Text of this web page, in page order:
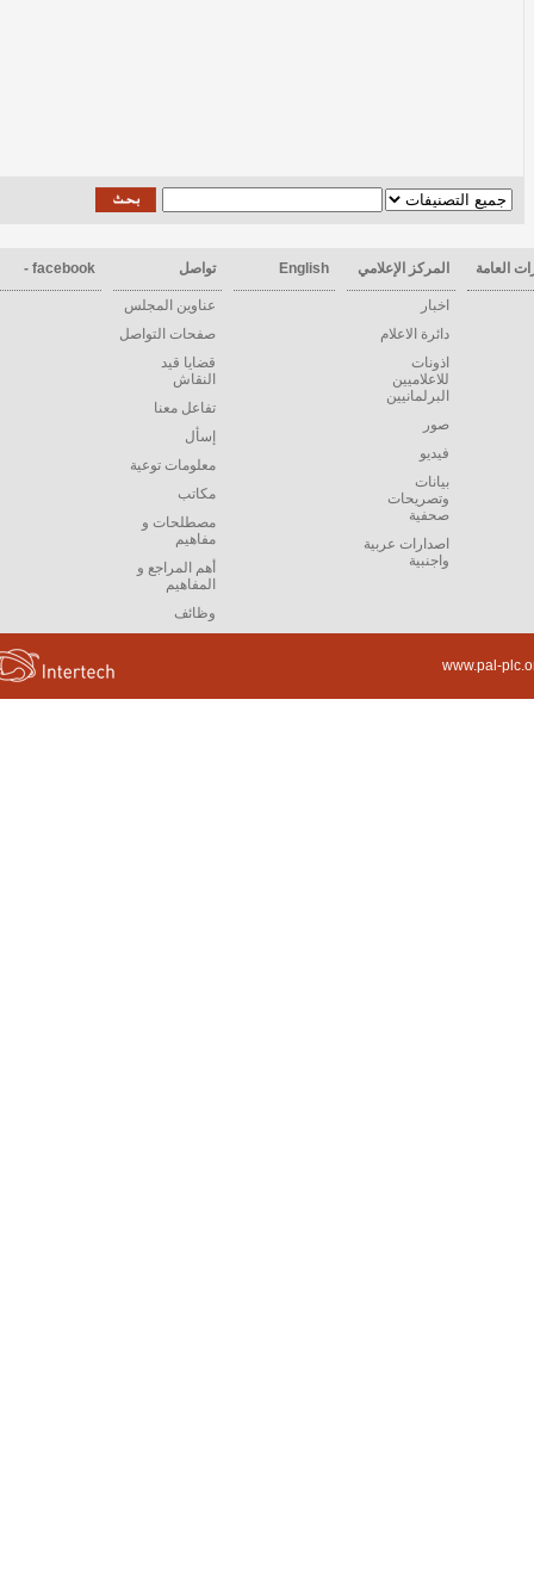
المركز الإعلامي
دائرة الاعلام
للاعلاميين
البرلمانيين
وتصريحات
صحفية
اصدارات عربية
واجنبية
English تواصل
عناوين المجلس
صفحات التواصل
قضايا قيد
النقاش
تفاعل معنا
معلومات توعية
مكاتب
مصطلحات و
مفاهيم
أهم المراجع و
المفاهيم
وظائف
facebook -